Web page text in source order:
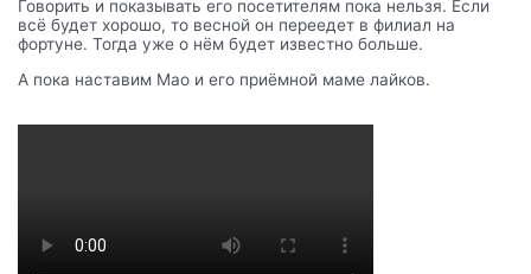
Говорить и показывать его посетителям пока нельзя. Если
всё будет хорошо, то весной он переедет в филиал на
фортуне. Тогда уже о нём будет известно больше.
А пока наставим Мао и его приёмной маме лайков.